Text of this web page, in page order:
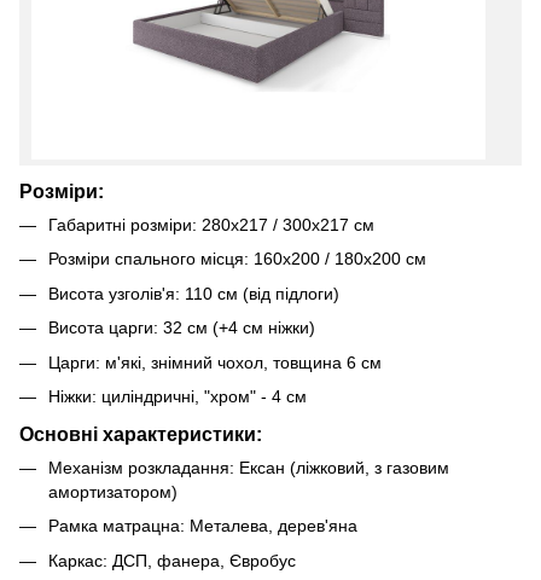
Розміри:
Габаритні розміри: 280х217 / 300х217 см
Розміри спального місця: 160х200 / 180х200 см
Висота узголів'я: 110 см (від підлоги)
Висота царги: 32 см (+4 см ніжки)
Царги: м'які, знімний чохол, товщина 6 см
Ніжки: циліндричні, "хром" - 4 см
Основні характеристики:
Механізм розкладання: Ексан (ліжковий, з газовим
амортизатором)
Рамка матрацна: Металева, дерев'яна
Каркас: ДСП, фанера, Євробус